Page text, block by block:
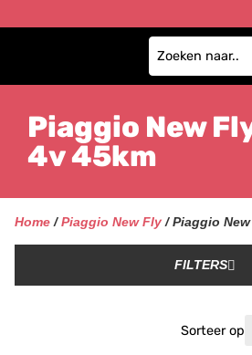
Piaggio New
4v 45km
Home /Piaggio New Fly / Piaggio
FILTERS
Sorteer op